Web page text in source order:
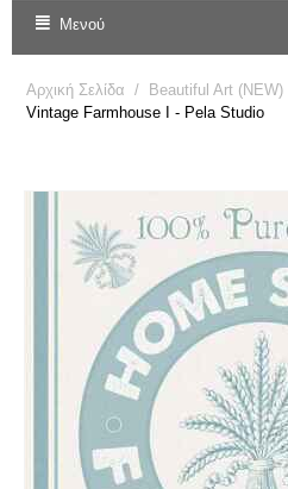
Μενού
Αρχική Σελίδα / Beautiful Art (NEW)
Vintage Farmhouse I - Pela Studio